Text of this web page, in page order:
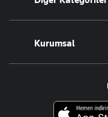
Tüm Yazarlar
Magazin
Teknoloji
Resmî Ilanlar
Foto Haber
Kurumsal
Hakkımızda
Künye